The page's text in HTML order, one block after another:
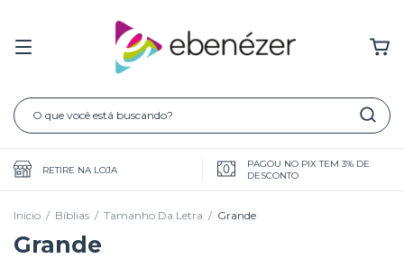
RETIRE NA LOJA
PAGOU NO PIX TEM 3% DE
DESCONTO
Início / Bíblias / Tamanho Da Letra / Grande
Grande